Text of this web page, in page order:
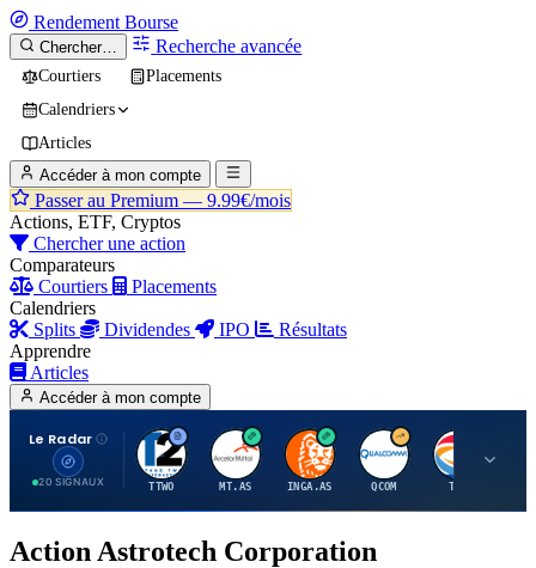
Rendement Bourse
Chercher… Recherche avancée
Courtiers
Placements
Calendriers
Articles
Accéder à mon compte
Passer au Premium — 9.99€/mois
Actions, ETF, Cryptos
Chercher une action
Comparateurs
Courtiers
Placements
Calendriers
Splits
Dividendes IPO
Résultats
Apprendre
Articles
Accéder à mon compte
Le Radar
20 SIGNAUX
T
TTWO
A
MT.AS
I
INGA.AS
Q
QCOM
T
TTE
Action Astrotech Corporation